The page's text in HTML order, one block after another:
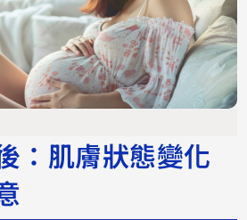
：肌膚狀態變化